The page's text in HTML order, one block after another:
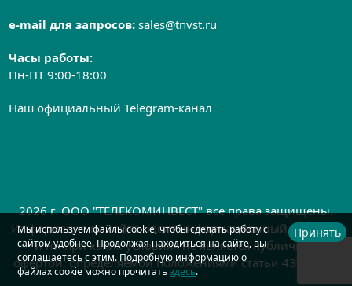
e-mail для запросов:sales@tnvst.ru
Часы работы:
Пн-ПТ 9:00-18:00
Наш официальный Telegram-канал
2026 г. ООО "ТЕЛЕКОМИНВЕСТ" все права защищены.
Информация на сайте носит информационный характер
и ни при каких условиях не является публичной
офертой, определяемой положениями статьи 437 ГК РФ
Мы используем файлы cookie, чтобы сделать работу с
сайтом удобнее. Продолжая находиться на сайте, вы
соглашаетесь с этим. Подробную информацию о
файлах cookie можно прочитатьздесь.
Принять